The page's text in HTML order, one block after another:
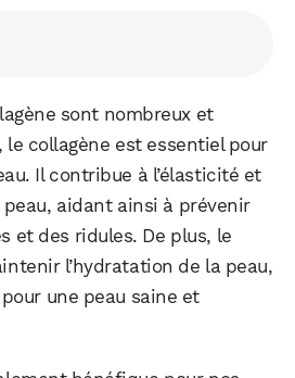
sont nombreux et
le collagène est essentiel pour
Il contribue à l’élasticité et
peau, aidant ainsi à prévenir
et des ridules. De plus, le
l’hydratation de la peau,
une peau saine et